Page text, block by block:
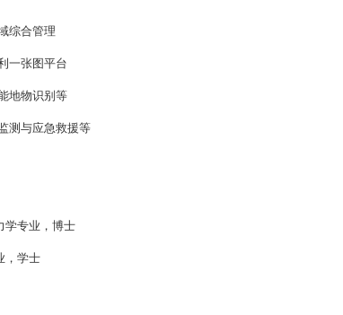
综合管理
一张图平台
地物识别等
测与应急救援等
学专业， 博士
，学士